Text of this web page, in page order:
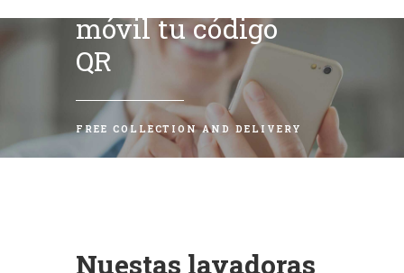
móvil tu código
QR
FREE COLLECTION AND DELIVERY
Nuestas lavadoras